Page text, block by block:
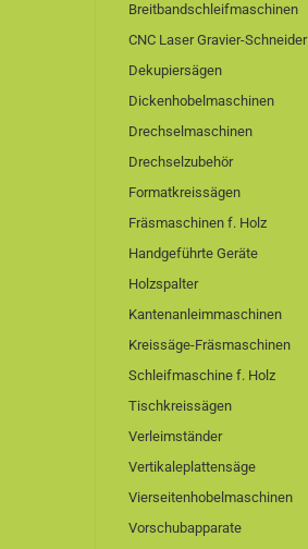
Breitbandschleifmaschinen
CNC Laser Gravier-Schneider
Dekupiersägen
Dickenhobelmaschinen
Drechselmaschinen
Drechselzubehör
Formatkreissägen
Fräsmaschinen f. Holz
Handgeführte Geräte
Holzspalter
Kantenanleimmaschinen
Kreissäge-Fräsmaschinen
Schleifmaschine f. Holz
Tischkreissägen
Verleimständer
Vertikaleplattensäge
Vierseitenhobelmaschinen
Vorschubapparate